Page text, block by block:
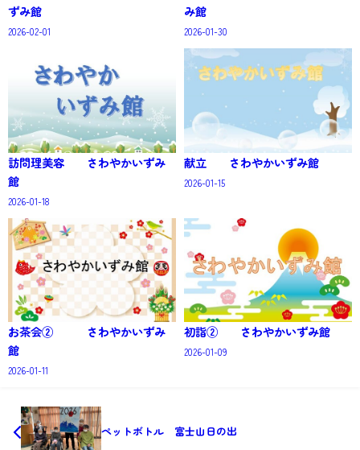
ずみ館
2026-02-01
み館
2026-01-30
訪問理美容 さわやかいずみ
館
2026-01-18
献立 さわやかいずみ館
2026-01-15
お茶会② さわやかいずみ
館
2026-01-11
初詣② さわやかいずみ館
2026-01-09
ペットボトル 富士山日の出